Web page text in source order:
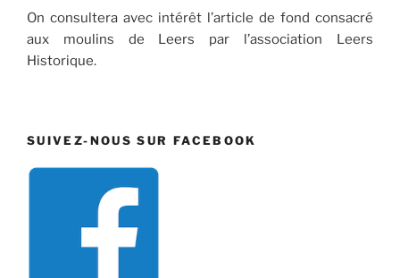
On consultera avec intérêt l’article de fond consacré
aux moulins de Leers par l’association Leers
Historique.
SUIVEZ-NOUS SUR FACEBOOK